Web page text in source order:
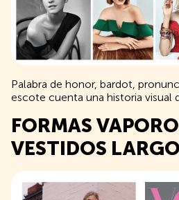
Palabra de honor, bardot,
escote cuenta una historia visual
FORMAS
VESTIDOS